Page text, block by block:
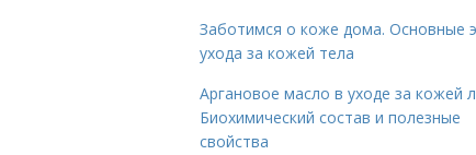
Заботимся о коже дома. Основные
ухода за кожей тела
Аргановое масло в уходе за кожей
Биохимический состав и полезные
свойства